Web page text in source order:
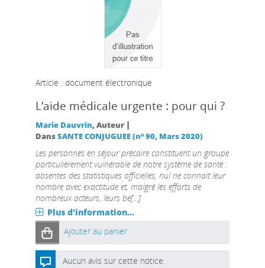
Article : document électronique
L’aide médicale urgente : pour qui ?
Marie Dauvrin, Auteur |
DansSANTE CONJUGUEE (n° 90, Mars 2020)
Les personnes en séjour précaire constituent un groupe
particulièrement vulnérable de notre système de santé :
absentes des statistiques officielles, nul ne connait leur
nombre avec exactitude et, malgré les efforts de
nombreux acteurs, leurs be[...]
Plus d'information...
Ajouter au panier
Aucun avis sur cette notice.